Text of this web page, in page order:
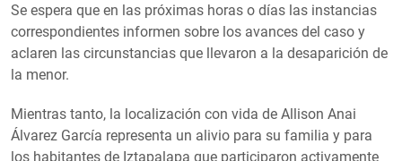
Se espera que en las próximas horas o días las instancias
correspondientes informen sobre los avances del caso y
aclaren las circunstancias que llevaron a la desaparición de
la menor.
Mientras tanto, la localización con vida de Allison Anai
Álvarez García representa un alivio para su familia y para
los habitantes de Iztapalapa que participaron activamente